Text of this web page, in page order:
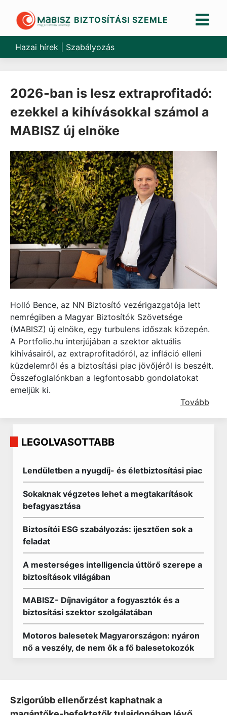
content
BIZTOSÍTÁSI SZEMLE
Hazai hírek Szabályozás
2026-ban is lesz extraprofitadó:
ezekkel a kihívásokkal számol a
MABISZ új elnöke
Holló Bence, az NN Biztosító vezérigazgatója lett
nemrégiben a Magyar Biztosítók Szövetsége
(MABISZ) új elnöke, egy turbulens időszak közepén.
A Portfolio.hu interjújában a szektor aktuális
kihívásairól, az extraprofitadóról, az infláció elleni
küzdelemről és a biztosítási piac jövőjéről is beszélt.
Összefoglalónkban a legfontosabb gondolatokat
emeljük ki.
Tovább
LEGOLVASOTTABB
Lendületben a nyugdíj- és életbiztosítási piac
Sokaknak végzetes lehet a megtakarítások
befagyasztása
Biztosítói ESG szabályozás: ijesztően sok a
feladat
A mesterséges intelligencia úttörő szerepe a
biztosítások világában
MABISZ- Díjnavigátor a fogyasztók és a
biztosítási szektor szolgálatában
Motoros balesetek Magyarországon: nyáron
nő a veszély, de nem ők a fő balesetokozók
Szigorúbb ellenőrzést kaphatnak a